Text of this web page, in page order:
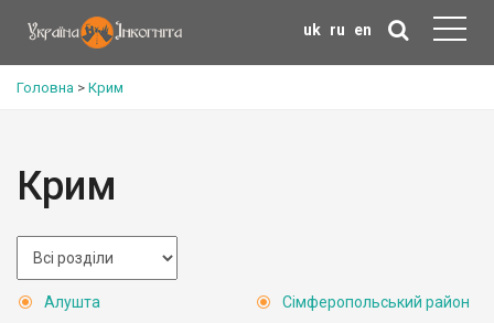
uk ru en
Головна > Крим
Крим
Алушта
Сімферопольський район